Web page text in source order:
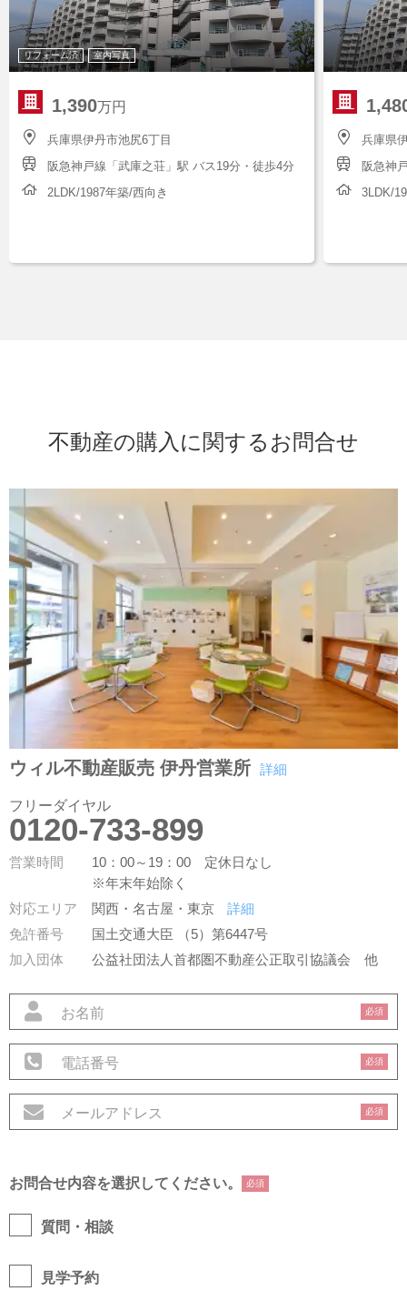
リフォーム済 室内写真
1,390万円
兵庫県伊丹市池尻6丁目
阪急神戸線「武庫之荘」駅 バス19分・徒歩4分
2LDK/1987年築/西向き
兵庫県
阪急神
3LDK/
不動産の購入に関するお問合せ
ウィル不動産販売 伊丹営業所 詳細
フリーダイヤル
0120-733-899
営業時間
10：00～19：00 定休日なし
※年末年始除く
対応エリア
関西・名古屋・東京
詳細
免許番号
国土交通大臣 （5）第6447号
加入団体
公益社団法人首都圏不動産公正取引協議会他
必須
必須
必須
お問合せ内容を選択してください。 必須
質問・相談
見学予約